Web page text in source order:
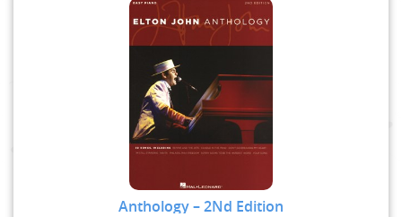
Anthology – 2Nd Edition